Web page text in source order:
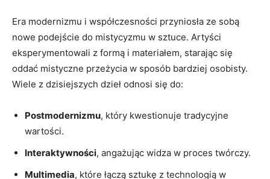
Era modernizmu i współczesności przyniosła ze sobą
nowe podejście do mistycyzmu w sztuce. Artyści
eksperymentowali z formą i materiałem, starając się
oddać mistyczne przeżycia w sposób bardziej osobisty.
Wiele z dzisiejszych dzieł odnosi się do:
Postmodernizmu, który kwestionuje tradycyjne
wartości.
Interaktywności, angażując widza w proces twórczy.
Multimedia, które łączą sztukę z technologią w